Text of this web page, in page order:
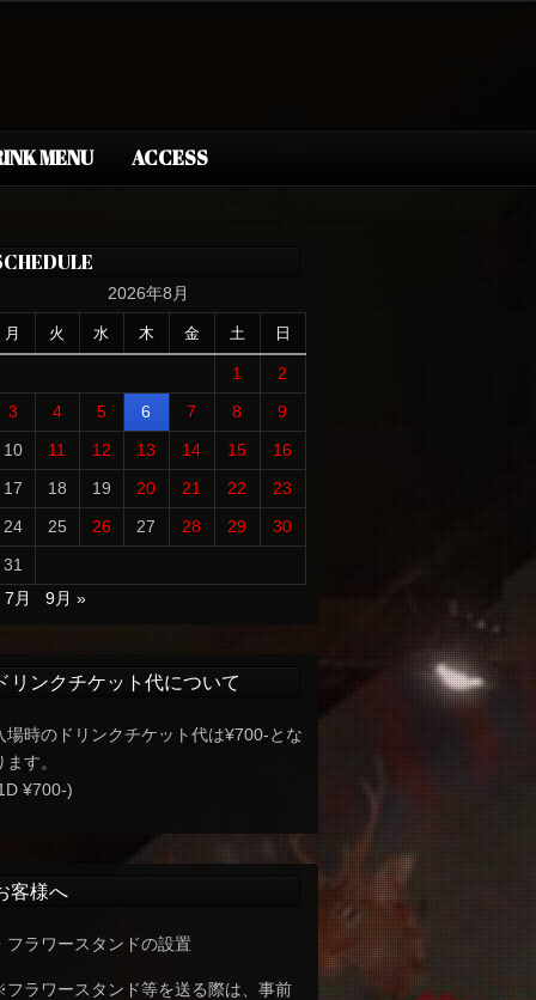
MENU ACCESS
2026年8月
月 火 水 木 金 土 日
1
2
3
4 5 6 7 8
9
10
11 12 13 14 15
16
17
18 19 20 21 22
23
24
25 26 27 28 29
30
31
7月
9月 »
リンクチケット代について
場時のドリンクチケット代は¥700-とな
ます。
¥700-)
客様へ
フラワースタンドの設置
ラワースタンド等を送る際は、事前